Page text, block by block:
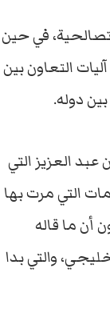
تصالحية، في حين
التعاون بين
دوله.
العزيز التي
التي مرت بها
أن ما قاله
والتي بدا